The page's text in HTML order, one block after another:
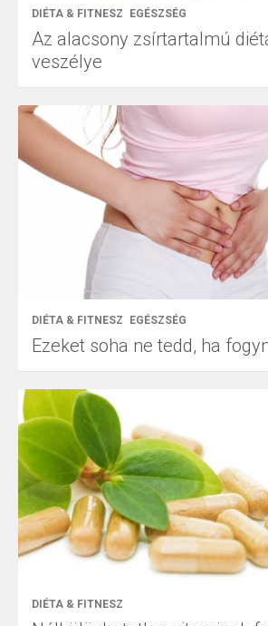
DIÉTA & FITNESZ EGÉSZSÉG
Az alacsony zsírtartalmú
veszélye
DIÉTA & FITNESZ EGÉSZSÉG
Ezeket soha ne tedd, ha
DIÉTA & FITNESZ